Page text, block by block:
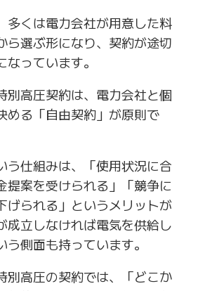
多くは電力会社が用意した料
ら選ぶ形になり、契約が途切
っています。
別高圧契約は、電力会社と個
める「自由契約」が原則で
う仕組みは、「使用状況に合
提案を受けられる」「競争に
げられる」というメリットが
成立しなければ電気を供給し
側面も持っています。
別高圧の契約では、「どこか